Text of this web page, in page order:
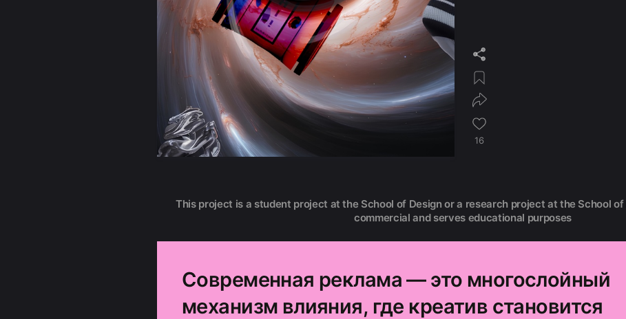
16
This project is a student project at the School of Design or a research project at the School
commercial and serves educational purposes
Современная реклама — это многослойный
механизм влияния, где креатив становится